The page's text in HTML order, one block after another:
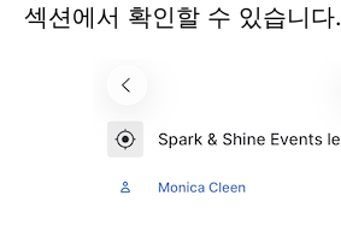
섹션에서 확인할 수 있습니다.